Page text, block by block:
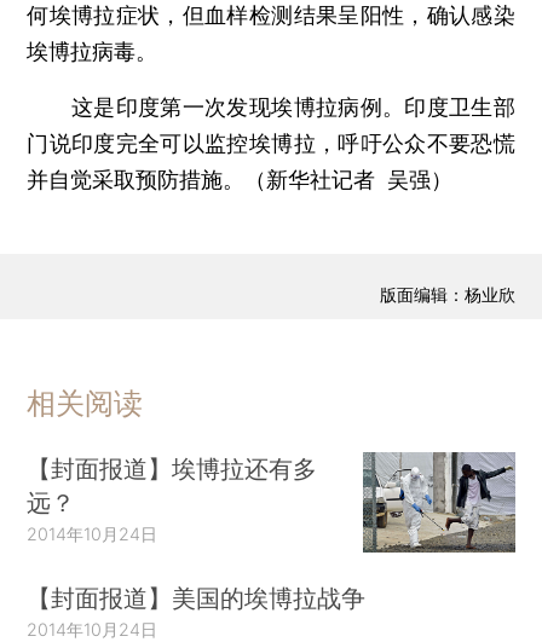
何埃博拉症状，但血样检测结果呈阳性，确认感染
埃博拉病毒。
这是印度第一次发现埃博拉病例。印度卫生部
门说印度完全可以监控埃博拉，呼吁公众不要恐慌
并自觉采取预防措施。（新华社记者 吴强）
版面编辑：杨业欣
相关阅读
【封面报道】埃博拉还有多
远？
2014年10月24日
【封面报道】美国的埃博拉战争
2014年10月24日